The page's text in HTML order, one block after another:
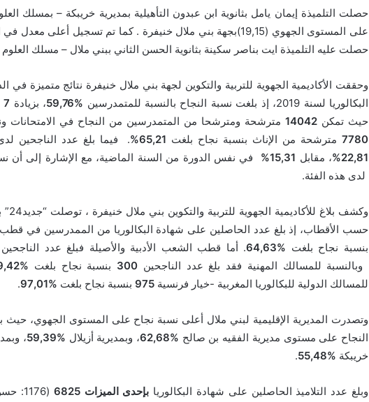
حصلت التلميذة إيمان يامل بثانوية ابن عبدون التأهيلية بمديرية خريبكة – بمسلك
حصلت عليه التلميذة ايت بناصر سكينة بثانوية الحسن الثاني ببني ملال – مسلك العلوم
وحققت الأكاديمية الجهوية للتربية والتكوين لجهة بني ملال خنيفرة نتائج متميزة في
البكالوريا لسنة 2019، إذ بلغت نسبة النجاح بالنسبة للمتمدرسين
%59,76 ، بزيادة 7
حيث تمكن 14042 مترشحة ومترشحا من المتمدرسين من النجاح في الامتحانات
7780مترشحة من الإناث بنسبة نجاح بلغت 65,21% . فيما بلغ عدد الناجحين
22,81%
، مقابل 15,31% في نفس الدورة من السنة الماضية، مع الإشارة إلى أن
لدى هذه الفئة.
وكشف
حسب الأقطاب، إذ بلغ عدد الحاصلين على شهادة البكالوريا من الممدرسين في قطب
بنسبة نجاح بلغت %
64,63. أما قطب الشعب الأدبية والأصيلة فبلغ عدد الناجحين
وبالنسبة للمسالك المهنية فقد بلغ عدد الناجحين 300 بنسبة نجاح بلغت %
للمسالك الدولية للبكالوريا المغربية -خيار فرنسية 975 بنسبة نجاح بلغت %
97,01
.
وتصدرت المديرية الإقليمية لبني ملال أعلى نسبة نجاح على المستوى الجهوي، حيث
النجاح على مستوى مديرية الفقيه بن صالح %
62,68، وبمديرية أزيلال %
59,39،
خريبكة %
55,48
.
وبلغ عدد التلاميذ الحاصلين على شهادة البكالوريا بإحدى الميزات 6825